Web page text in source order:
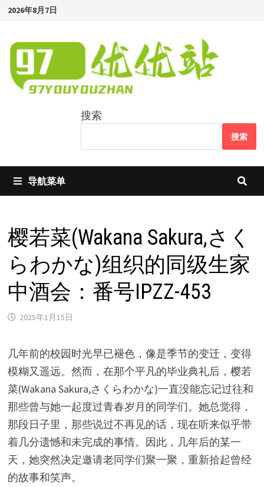
Skip
content
2026年8月7日
搜索
搜索
导航菜单
樱若菜(Wakana Sakura,さく
らわかな)组织的同级生家
中酒会：番号IPZZ-453
2025年1月15日
几年前的校园时光早已褪色，像是季节的变迁，变得
模糊又遥远。然而，在那个平凡的毕业典礼后，樱若
菜(Wakana Sakura,さくらわかな)一直没能忘记过往和
那些曾与她一起度过青春岁月的同学们。她总觉得，
那段日子里，那些说过不再见的话，现在听来似乎带
着几分遗憾和未完成的事情。因此，几年后的某一
天，她突然决定邀请老同学们聚一聚，重新拾起曾经
的故事和笑声。